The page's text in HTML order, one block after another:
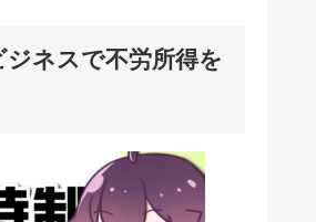
ネスで不労所得を